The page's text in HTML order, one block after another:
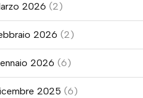
2026 (2)
2026 (2)
2026 (6)
2025 (6)